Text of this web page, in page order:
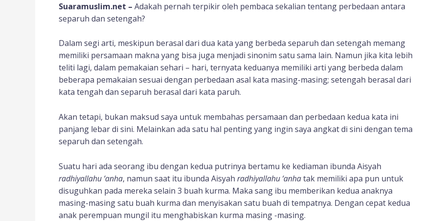
Suaramuslim.net – Adakah pernah terpikir oleh pembaca sekalian tentang perbedaan antara
separuh dan setengah?
Dalam segi arti, meskipun berasal dari dua kata yang berbeda separuh dan setengah memang
memiliki persamaan makna yang bisa juga menjadi sinonim satu sama lain. Namun jika kita lebih
teliti lagi, dalam pemakaian sehari – hari, ternyata keduanya memiliki arti yang berbeda dalam
beberapa pemakaian sesuai dengan perbedaan asal kata masing-masing; setengah berasal dari
kata tengah dan separuh berasal dari kata paruh.
Akan tetapi, bukan maksud saya untuk membahas persamaan dan perbedaan kedua kata ini
panjang lebar di sini. Melainkan ada satu hal penting yang ingin saya angkat di sini dengan tema
separuh dan setengah.
Suatu hari ada seorang ibu dengan kedua putrinya bertamu ke kediaman ibunda Aisyah
radhiyallahu ‘anha, namun saat itu ibunda Aisyah radhiyallahu ‘anhatak memiliki apa pun untuk
disuguhkan pada mereka selain 3 buah kurma. Maka sang ibu memberikan kedua anaknya
masing-masing satu buah kurma dan menyisakan satu buah di tempatnya. Dengan cepat kedua
anak perempuan mungil itu menghabiskan kurma masing -masing.